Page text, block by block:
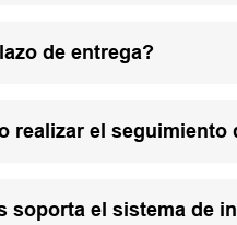
de entrega?
realizar el seguimiento
soporta el sistema de